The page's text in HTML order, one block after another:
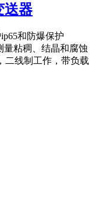
送器
和防爆保护
量粘稠、结晶和腐蚀
二线制工作，带负载